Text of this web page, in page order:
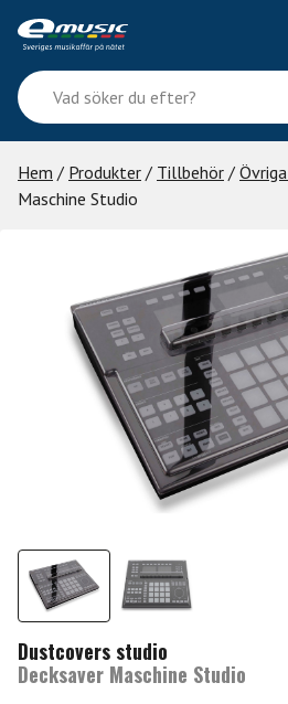
content
Vad
söker
du
efter?
Hem / Produkter / Tillbehör /
Maschine Studio
Dustcovers studio
Decksaver Maschine Studio